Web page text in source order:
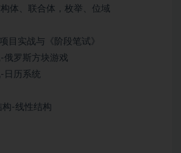
体、联合体，枚举、位域
目实战与《阶段笔试》
俄罗斯方块游戏
日历系统
-线性结构